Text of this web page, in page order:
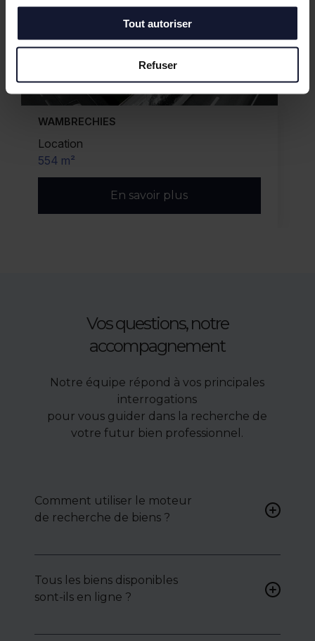
Tout autoriser
Refuser
WAMBRECHIES
Location
554 m²
En savoir plus
Vos questions, notre
accompagnement
Notre équipe répond à vos principales
interrogations
pour vous guider dans la recherche de
votre futur bien professionnel.
Comment utiliser le moteur
de recherche de biens ?
pour accéder à une liste de
biens ciblés.
Tous les biens disponibles
sont-ils en ligne ?